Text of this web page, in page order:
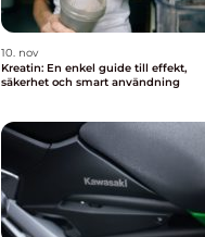
10. nov
Kreatin: En enkel guide till effekt,
säkerhet och smart användning